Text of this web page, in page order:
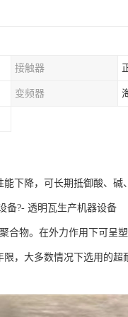
接触器
变频器
下降，可长期抵御酸、
备?- 透明瓦生产机器设备
合物。在外力作用下可呈
，大多数情况下选用的